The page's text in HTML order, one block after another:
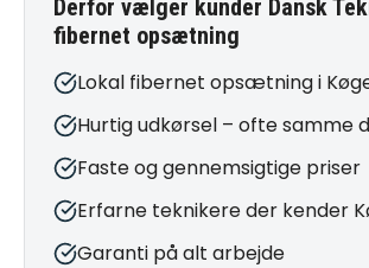
Derfor vælger kunder Dansk
fibernet opsætning
Lokal fibernet opsætning i
Hurtig udkørsel – ofte samme
Faste og gennemsigtige priser
Erfarne teknikere der kender
Garanti på alt arbejde